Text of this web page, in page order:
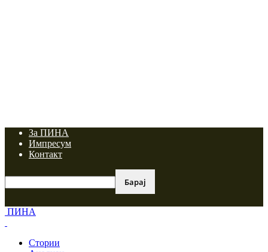
За ПИНА
Импресум
Контакт
ПИНА
Стории